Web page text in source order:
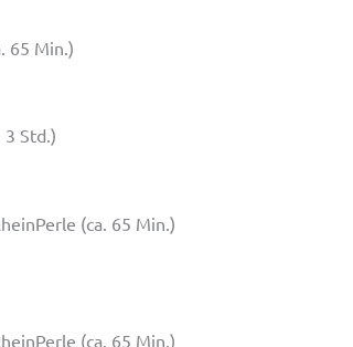
65 Min.)
Std.)
(ca. 65 Min.)
(ca. 65 Min.)